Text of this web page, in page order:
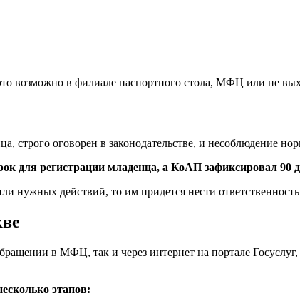
возможно в филиале паспортного стола, МФЦ или не
строго оговорен в законодательстве, и
для регистрации младенца, а КоАП зафиксировал 90
нужных действий, то им придется нести
в МФЦ, так и через интернет на портале
этапов: